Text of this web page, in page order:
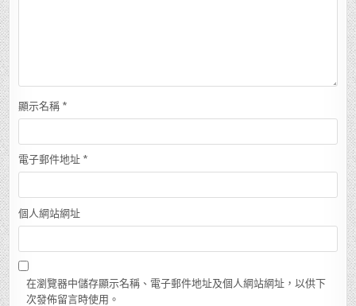
顯示名稱 *
電子郵件地址 *
個人網站網址
在瀏覽器中儲存顯示名稱、電子郵件地址及個人網站網址，以供下
次發佈留言時使用。